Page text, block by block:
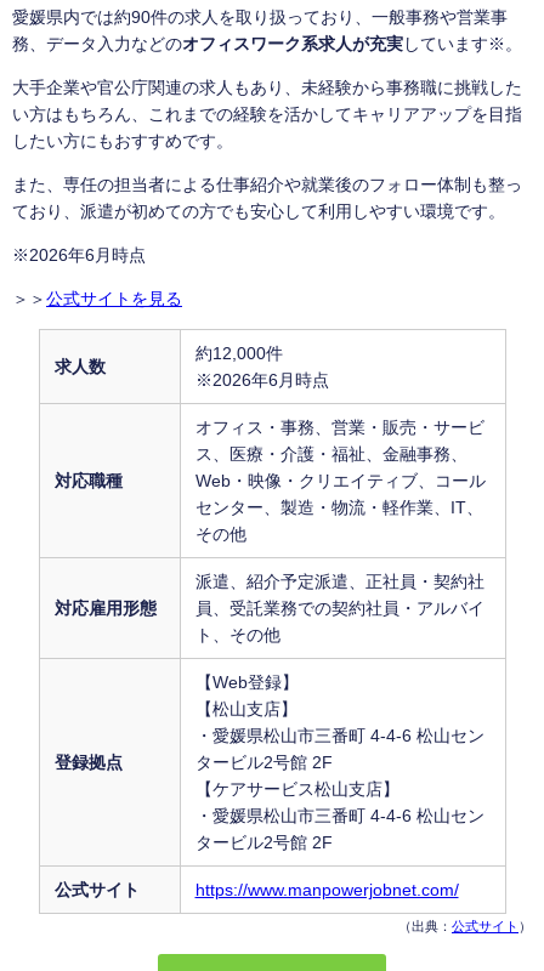
愛媛県内では約90件の求人を取り扱っており、一般事務や営業事
務、データ入力などのオフィスワーク系求人が充実 しています※。
大手企業や官公庁関連の求人もあり、未経験から事務職に挑戦した
い方はもちろん、これまでの経験を活かしてキャリアアップを目指
したい方にもおすすめです。
また、専任の担当者による仕事紹介や就業後のフォロー体制も整っ
ており、派遣が初めての方でも安心して利用しやすい環境です。
※2026年6月時点
＞＞ 公式サイトを見る
求人数
約12,000件
※2026年6月時点
対応職種
オフィス・事務、営業・販売・サービ
ス、医療・介護・福祉、金融事務、
Web・映像・クリエイティブ、コール
センター、製造・物流・軽作業、IT、
その他
対応雇用形態
派遣、紹介予定派遣、正社員・契約社
員、受託業務での契約社員・アルバイ
ト、その他
登録拠点
【Web登録】
【松山支店】
・愛媛県松山市三番町 4-4-6 松山セン
タービル2号館 2F
【ケアサービス松山支店】
・愛媛県松山市三番町 4-4-6 松山セン
タービル2号館 2F
公式サイト https://www.manpowerjobnet.com/
（出典： 公式サイト ）